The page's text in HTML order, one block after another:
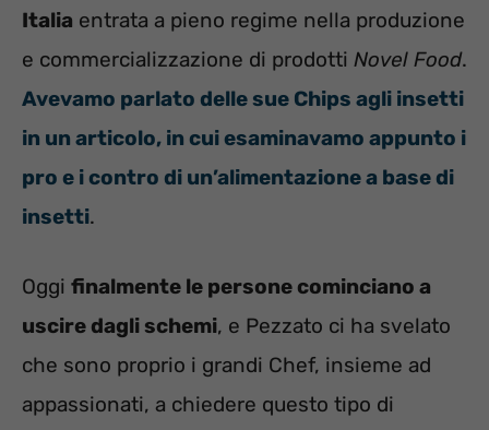
Italia entrata a pieno regime nella produzione
e commercializzazione di prodotti Novel Food.
Avevamo parlato delle sue Chips agli insetti
in un articolo, in cui esaminavamo appunto i
pro e i contro di un’alimentazione a base di
insetti.
Oggi finalmente le persone cominciano a
uscire dagli schemi, e Pezzato ci ha svelato
che sono proprio i grandi Chef, insieme ad
appassionati, a chiedere questo tipo di